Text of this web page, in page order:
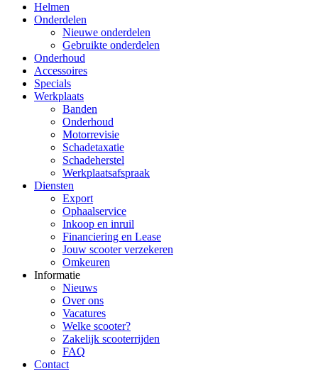
Helmen
Onderdelen
Nieuwe onderdelen
Gebruikte onderdelen
Onderhoud
Accessoires
Specials
Werkplaats
Banden
Onderhoud
Motorrevisie
Schadetaxatie
Schadeherstel
Werkplaatsafspraak
Diensten
Export
Ophaalservice
Inkoop en inruil
Financiering en Lease
Jouw scooter verzekeren
Omkeuren
Informatie
Nieuws
Over ons
Vacatures
Welke scooter?
Zakelijk scooterrijden
FAQ
Contact